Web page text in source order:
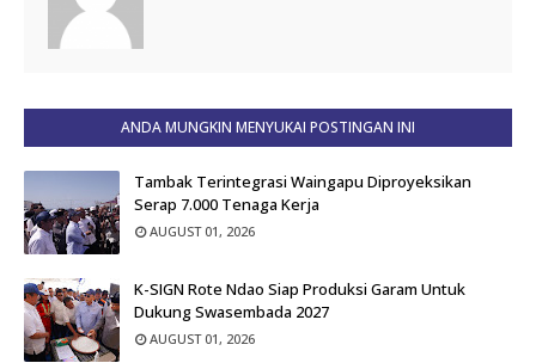
ANDA MUNGKIN MENYUKAI POSTINGAN INI
Tambak Terintegrasi Waingapu Diproyeksikan
Serap 7.000 Tenaga Kerja
AUGUST 01, 2026
K-SIGN Rote Ndao Siap Produksi Garam Untuk
Dukung Swasembada 2027
AUGUST 01, 2026